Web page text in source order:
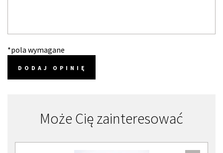
*pola wymagane
DODAJ OPINIĘ
Może Cię zainteresować